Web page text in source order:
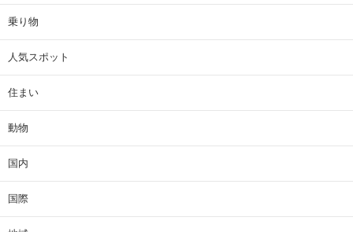
乗り物
人気スポット
住まい
動物
国内
国際